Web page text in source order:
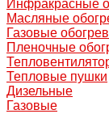
Инфракрасные
Масляные
Газовые
Пленочные
Тепловые пушки
Дизельные
Газовые